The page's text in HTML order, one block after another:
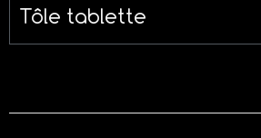
Tôle tablette